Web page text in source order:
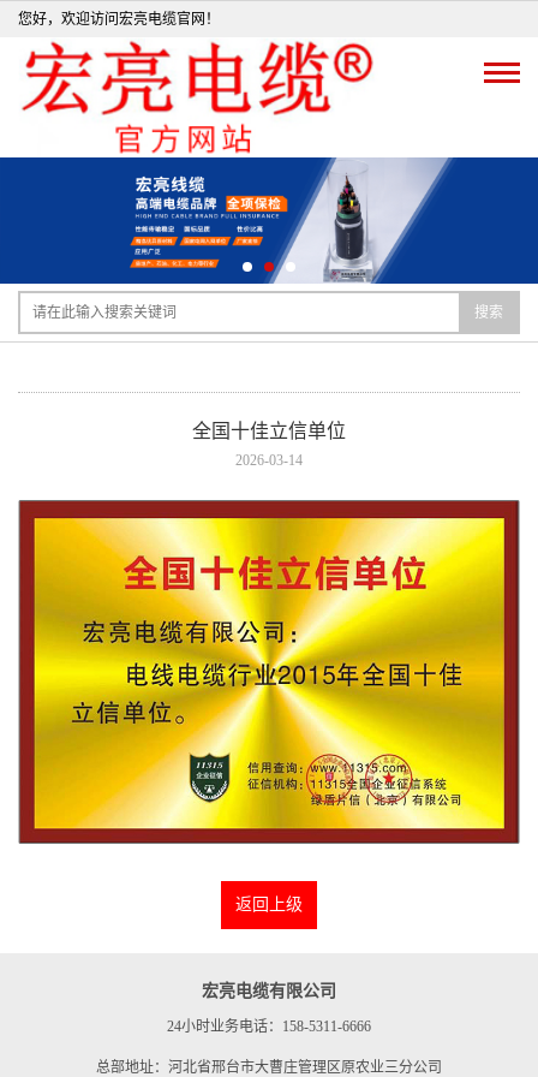
您好，欢迎访问宏亮电缆官网！
搜索
全国十佳立信单位
2026-03-14
返回上级
宏亮电缆有限公司
24小时业务电话：158-5311-6666
总部地址：河北省邢台市大曹庄管理区原农业三分公司